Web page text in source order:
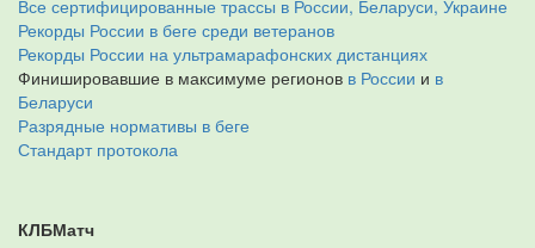
Все сертифицированные трассы в России, Беларуси, Украине
Рекорды России в беге среди ветеранов
Рекорды России на ультрамарафонских дистанциях
Финишировавшие в максимуме регионов в России и в
Беларуси
Разрядные нормативы в беге
Стандарт протокола
КЛБМатч